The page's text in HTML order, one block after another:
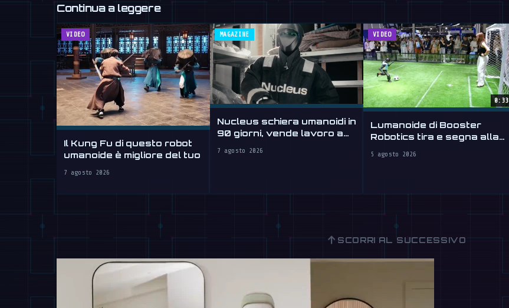
Continua a leggere
VIDEO
Il Kung Fu di questo robot
umanoide è migliore del tuo
7 agosto 2026
MAGAZINE
Nucleus schiera umanoidi in
90 giorni, vende lavoro a
7 agosto 2026
VIDEO
0:33
Lumanoide di Booster
Robotics tira e segna alla
5 agosto 2026
↑ SCORRI AL SUCCESSIVO